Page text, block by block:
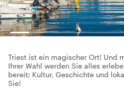
Triest ist ein magischer Ort! Und
Ihrer Wahl werden Sie alles
bereit; Kultur, Geschichte und
Sie!